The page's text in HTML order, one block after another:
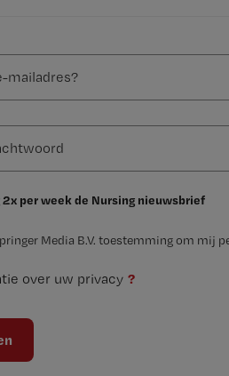
2x per week de Nursing nieuwsbrief
Media B.V. toestemming om mij
over uw privacy ?